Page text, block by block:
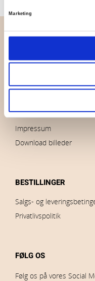
Marketing
OVERSIGT
Nyheder
Brands
Impressum
Download billeder
BESTILLINGER
Salgs- og
Privatlivspolitik
FØLG OS
Følg os på vores Social